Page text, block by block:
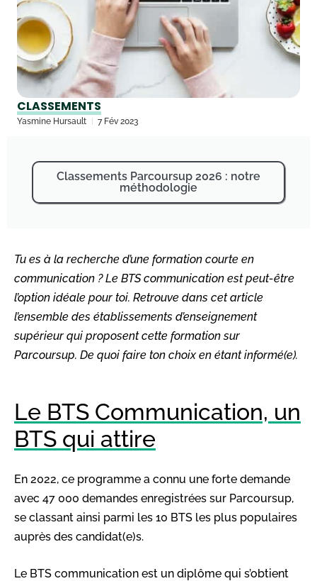
CLASSEMENTS
Yasmine Hursault 7 Fév 2023
Classements Parcoursup 2026 : notre
méthodologie
Tu es à la recherche d’une formation courte en
communication ? Le BTS communication est peut-être
l’option idéale pour toi. Retrouve dans cet article
l’ensemble des établissements d’enseignement
supérieur qui proposent cette formation sur
Parcoursup. De quoi faire ton choix en étant informé(e).
Le BTS Communication, un
BTS qui attire
En 2022, ce programme a connu une forte demande
avec 47 000 demandes enregistrées sur Parcoursup,
se classant ainsi parmi les 10 BTS les plus populaires
auprès des candidat(e)s.
Le BTS communication est un diplôme qui s’obtient